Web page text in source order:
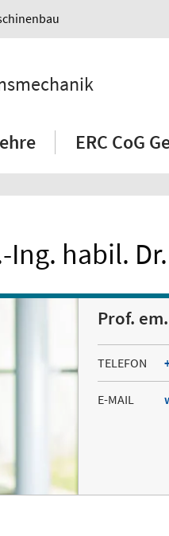
ERC CoG
Ing. habil.
Prof.
TELEFON
E-MAIL